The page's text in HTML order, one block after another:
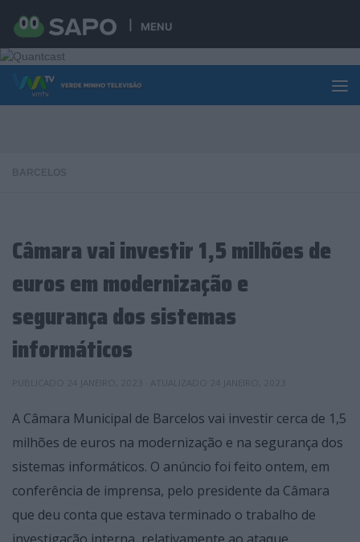
MENU
Skip to content
Câmara vai investir 1,5 milhões de
euros em modernização e
segurança dos sistemas
informáticos
A Câmara Municipal de Barcelos vai investir cerca de 1,5
milhões de euros na modernização e na segurança dos
sistemas informáticos. O anúncio foi feito ontem, em
conferência de imprensa, pelo presidente da Câmara
que deu conta que estava terminado o trabalho de